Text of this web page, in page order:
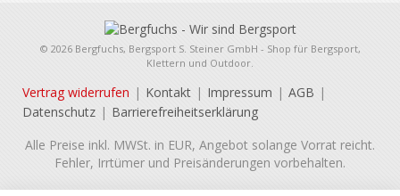
© 2026 Bergfuchs, Bergsport S. Steiner GmbH - Shop für Bergsport,
Klettern und Outdoor.
Vertrag widerrufen Kontakt Impressum
AGB
Datenschutz
Barrierefreiheitserklärung
Alle Preise inkl. MWSt. in EUR, Angebot solange Vorrat reicht.
Fehler, Irrtümer und Preisänderungen vorbehalten.